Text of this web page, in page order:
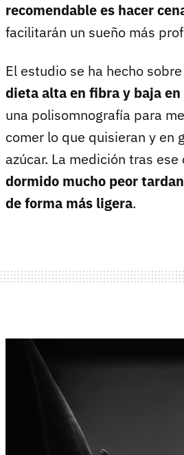
recomendable es hacer
facilitarán un sueño más
El estudio se ha hecho
dieta alta en fibra y baja
una polisomnografía para
comer lo que quisieran y en
azúcar. La medición tras
dormido mucho peor
de forma más ligera.